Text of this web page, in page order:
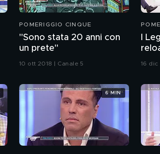
POMERIGGIO CINQUE
"Sono stata 20 anni con
un prete"
10 ott 2018 | Canale 5
I
16 dic
6 MIN